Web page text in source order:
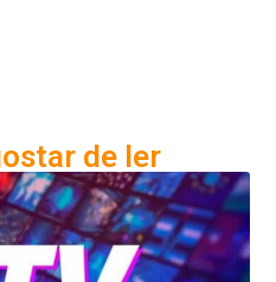
de ler